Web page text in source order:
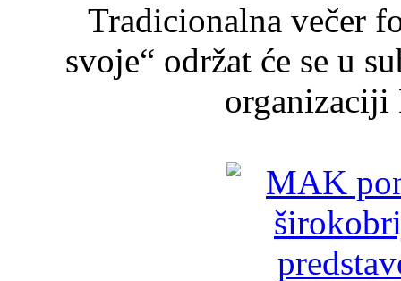
Tradicionalna večer
svoje“ održat će se u
organizaciji